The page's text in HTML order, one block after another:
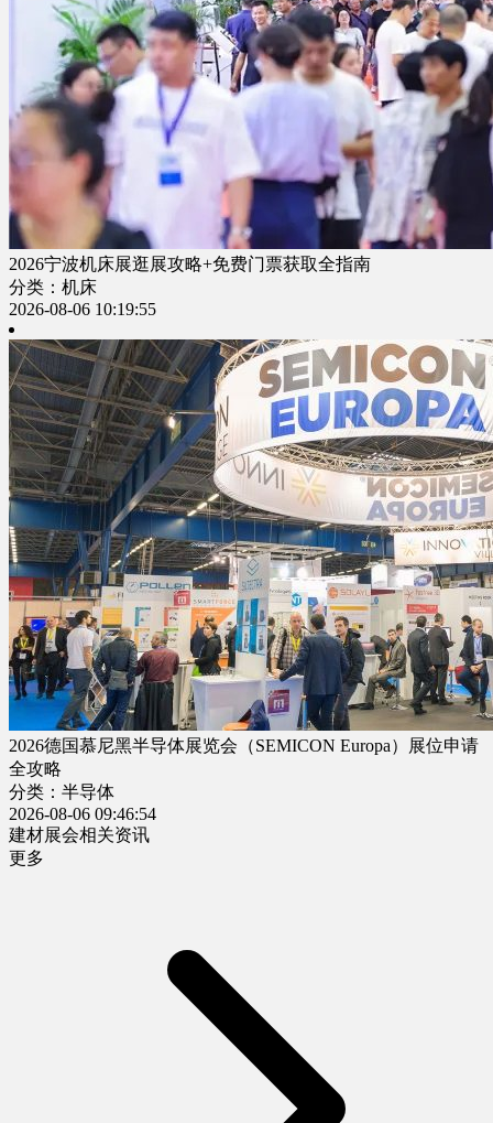
2026宁波机床展逛展攻略+免费门票获取全指南
分类：机床
2026-08-06 10:19:55
2026德国慕尼黑半导体展览会（SEMICON Europa）展位申请
全攻略
分类：半导体
2026-08-06 09:46:54
建材展会相关资讯
更多